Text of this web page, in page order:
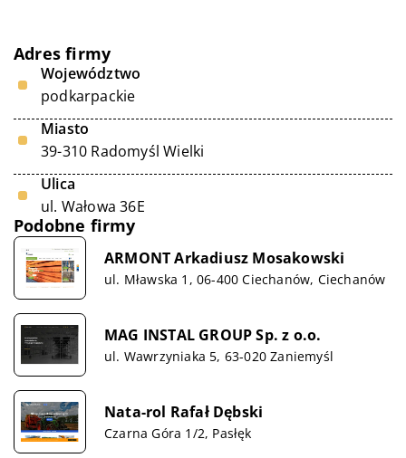
Adres firmy
Województwo
podkarpackie
Miasto
39-310 Radomyśl Wielki
Ulica
ul. Wałowa 36E
Podobne firmy
ARMONT Arkadiusz Mosakowski
ul. Mławska 1, 06-400 Ciechanów, Ciechanów
MAG INSTAL GROUP Sp. z o.o.
ul. Wawrzyniaka 5, 63-020 Zaniemyśl
Nata-rol Rafał Dębski
Czarna Góra 1/2, Pasłęk